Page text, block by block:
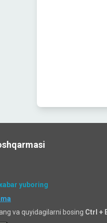
yuboring
va quyidagilarni bosing Ctrl +